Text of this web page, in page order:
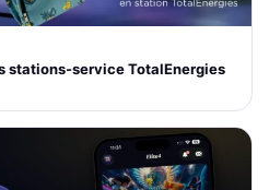
stations-service TotalEnergies